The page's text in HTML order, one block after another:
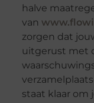
halve
van
zorgen dat
uitgerust met
staat klaar om